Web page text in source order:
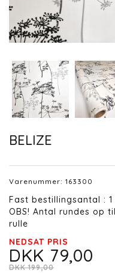
BELIZE
Varenummer: 163300
Fast bestillingsantal : 1
OBS! Antal rundes op
rulle
NEDSAT PRIS
DKK 79,00
DKK 199,00